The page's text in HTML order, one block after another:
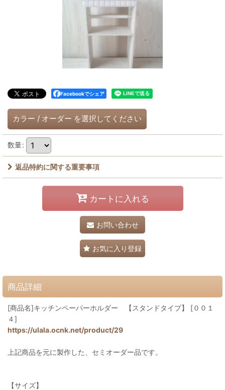
Facebookでシェア
カラー / オーダー を選択してください
数量:
返品特約に関する重要事項
カートに入れる
お問い合わせ
お気に入り登録
商品詳細
[商品名]キッチンペーパーホルダー 【スタンドタイプ】 [００１
４]
https://ulala.ocnk.net/product/29
上記商品を元に製作した、セミオーダー品です。
【サイズ】